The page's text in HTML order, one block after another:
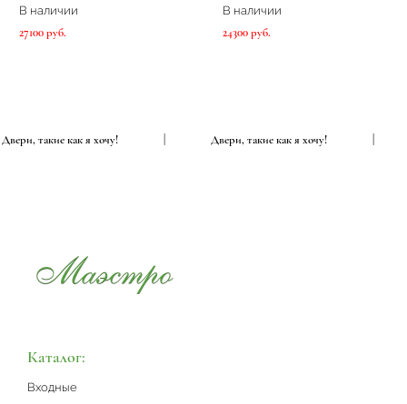
В наличии
27100 руб.
В наличии
24300 руб.
Двери, такие как я хочу! Двери, такие как я хочу!
Каталог:
Входные